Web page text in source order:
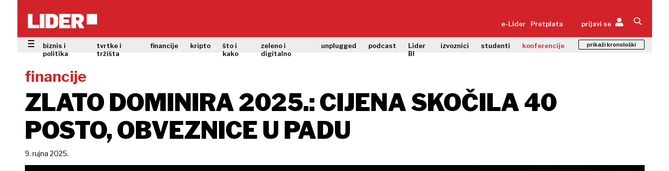
e-Lider Pretplata prijavi se
biznis i
politika
tvrtke i
tržišta
financije kripto
što i
kako
zeleno i
digitalno
unplugged podcast
Lider
BI
izvoznici studenti konferencije prikaži kronološki
financije
ZLATO DOMINIRA 2025.: CIJENA SKOČILA 40
POSTO, OBVEZNICE U PADU
9. rujna 2025.